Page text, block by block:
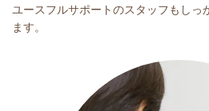
ユースフルサポートのスタッフもしっ
ます。